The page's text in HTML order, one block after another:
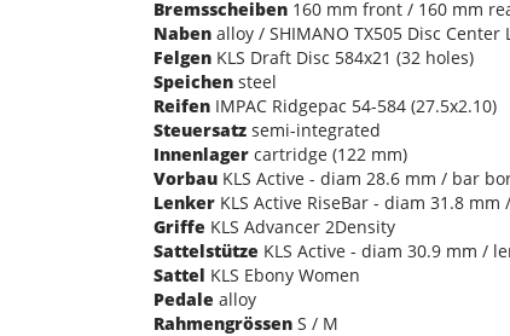
Bremsscheiben 160 mm front / 160 mm
Naben alloy / SHIMANO TX505 Disc Center
Felgen KLS Draft Disc 584x21 (32 holes)
Speichen steel
Reifen IMPAC Ridgepac 54-584 (27.5x2.10)
Steuersatz semi-integrated
Innenlager cartridge (122 mm)
Vorbau KLS Active - diam 28.6 mm / bar
Lenker KLS Active RiseBar - diam 31.8
Griffe KLS Advancer 2Density
Sattelstütze KLS Active - diam 30.9 mm /
Sattel KLS Ebony Women
Pedale alloy
Rahmengrössen S / M